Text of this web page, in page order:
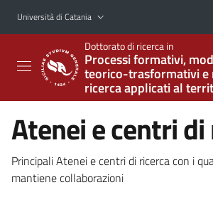
Vai al contenuto principale
Vai al menu di navigazione
Università di Catania
Dottorato di ricerca in
Processi formativi,
teorico-trasformativi e
ricerca applicati al
Atenei e centri
Principali Atenei e centri di ricerca con i
mantiene collaborazioni